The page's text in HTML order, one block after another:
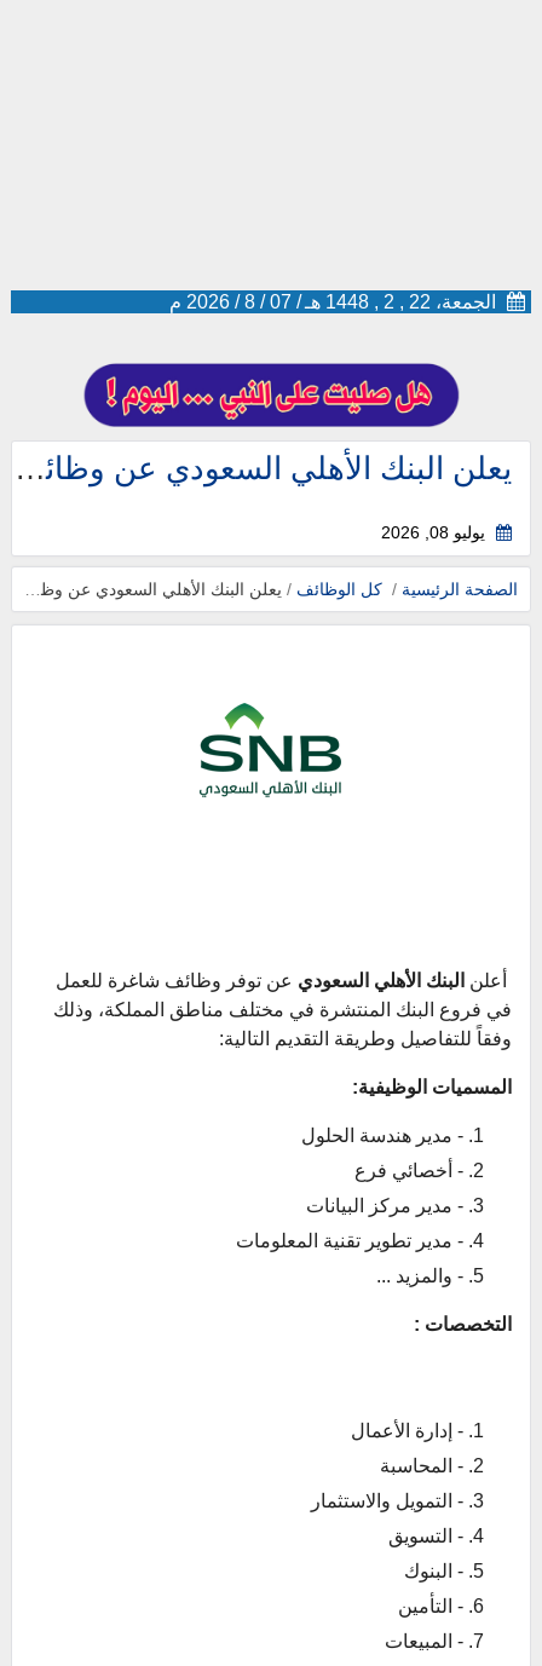
الجمعة، 22 , 2 , 1448 هـ /
07
/
8
/
2026 م
يعلن البنك الأهلي السعودي عن وظائف شاغرة في مختلف مناطق المملكة.
يوليو 08, 2026
الصفحة الرئيسية / كل الوظائف / يعلن البنك الأهلي السعودي عن وظائف شاغرة في مختلف مناطق المملكة.
أعلن البنك الأهلي السعودي عن توفر وظائف شاغرة للعمل
في فروع البنك المنتشرة في مختلف مناطق المملكة، وذلك
وفقاً للتفاصيل وطريقة التقديم التالية:
المسميات الوظيفية:
- مدير هندسة الحلول
- أخصائي فرع
- مدير مركز البيانات
- مدير تطوير تقنية المعلومات
- والمزيد ...
التخصصات :
- إدارة الأعمال
- المحاسبة
- التمويل والاستثمار
- التسويق
- البنوك
- التأمين
- المبيعات